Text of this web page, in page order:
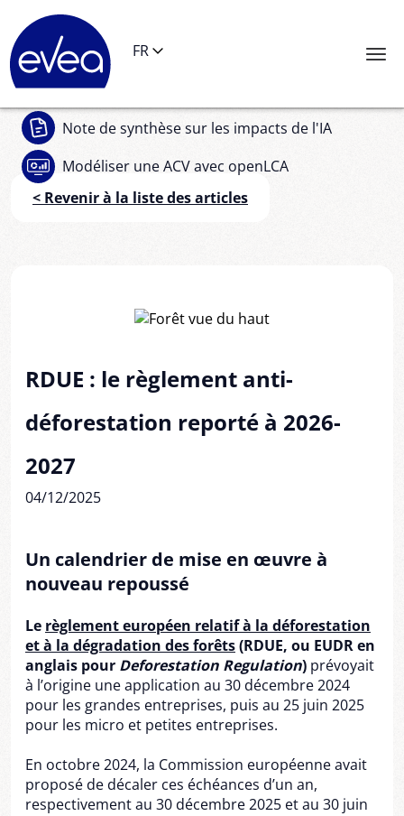
FR
Note de synthèsesur les impacts de l'IA
Modéliser une ACVavec openLCA
< Revenir à la liste des articles
RDUE : le règlement anti-
déforestation reporté à 2026-
2027
04/12/2025
Un calendrier de mise en œuvre à
nouveau repoussé
Le règlement européen relatif à la déforestation
et à la dégradation des forêts(RDUE, ou EUDR en
anglais pour Deforestation Regulation) prévoyait
à l’origine une application au 30 décembre 2024
pour les grandes entreprises, puis au 25 juin 2025
pour les micro et petites entreprises.
En octobre 2024, la Commission européenne avait
proposé de décaler ces échéances d’un an,
respectivement au 30 décembre 2025 et au 30 juin
Panneau de gestion des cookies